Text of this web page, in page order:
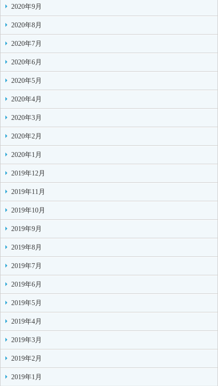
2020年9月
2020年8月
2020年7月
2020年6月
2020年5月
2020年4月
2020年3月
2020年2月
2020年1月
2019年12月
2019年11月
2019年10月
2019年9月
2019年8月
2019年7月
2019年6月
2019年5月
2019年4月
2019年3月
2019年2月
2019年1月